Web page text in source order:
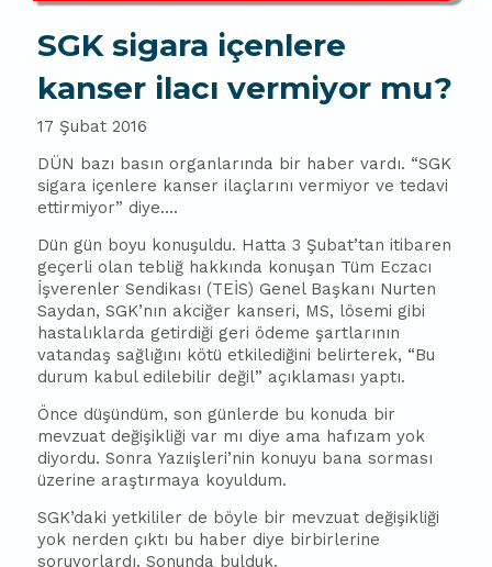
SGK sigara içenlere
kanser ilacı vermiyor mu?
17 Şubat 2016
DÜN bazı basın organlarında bir haber vardı. “SGK
sigara içenlere kanser ilaçlarını vermiyor ve tedavi
ettirmiyor” diye….
Dün gün boyu konuşuldu. Hatta 3 Şubat’tan itibaren
geçerli olan tebliğ hakkında konuşan Tüm Eczacı
İşverenler Sendikası (TEİS) Genel Başkanı Nurten
Saydan, SGK’nın akciğer kanseri, MS, lösemi gibi
hastalıklarda getirdiği geri ödeme şartlarının
vatandaş sağlığını kötü etkilediğini belirterek, “Bu
durum kabul edilebilir değil” açıklaması yaptı.
Önce düşündüm, son günlerde bu konuda bir
mevzuat değişikliği var mı diye ama hafızam yok
diyordu. Sonra Yazıişleri’nin konuyu bana sorması
üzerine araştırmaya koyuldum.
SGK’daki yetkililer de böyle bir mevzuat değişikliği
yok nerden çıktı bu haber diye birbirlerine
soruyorlardı. Sonunda bulduk.